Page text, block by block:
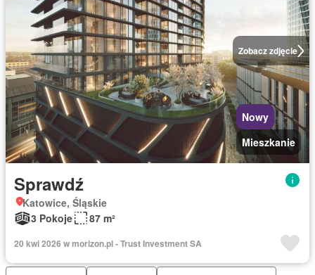
Zobacz zdjęcie
Nowy
Mieszkanie
Sprawdź
Katowice, Śląskie
3 Pokoje
87 m²
20 kwi 2026 w morizon.pl - Trust Investment SA